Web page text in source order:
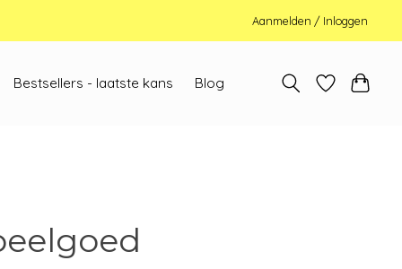
Aanmelden / Inloggen
Bestsellers - laatste kans Blog